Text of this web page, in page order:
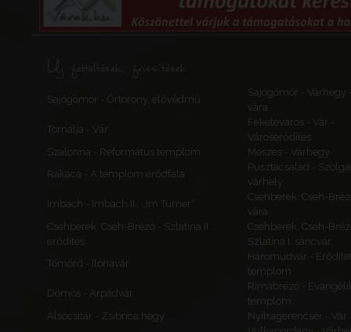
Új feltöltések, frissítések
Sajógömör - Őrtorony, elővédmű
Sajógömör - Várhegy
vára
Tornalja - Vár
Feketeváros - Vár -
Városerődítés
Szalonna - Református templom
Meszes - Várhegy
Rakaca - A templom erődfala
Pusztacsalád -
várhely
Imbach - Imbach II., „Im Turner”
Csehberek, Cseh-
vára
Csehberek, Cseh-Brézó - Szlatina II.
erődítés
Csehberek, Cseh-
Szlatina I. sáncvár
Tömörd - Ilonavár
Háromudvar -
templom
Dömös - Árpádvár
Rimabrézó -
templom
Alsócsitár - Zsibrica hegy
Nyitragerencsér - Vár